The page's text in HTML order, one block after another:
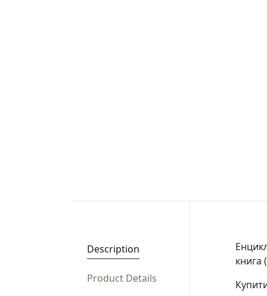
Description
Product Details
книга